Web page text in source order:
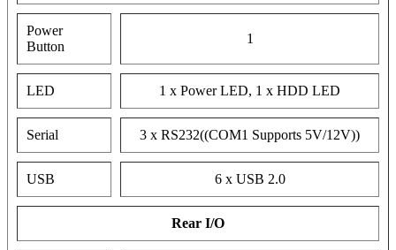
Power
Button
1
LED 1 x Power LED, 1 x HDD LED
Serial 3 x RS232((COM1 Supports 5V/12V))
USB 6 x USB 2.0
Rear I/O